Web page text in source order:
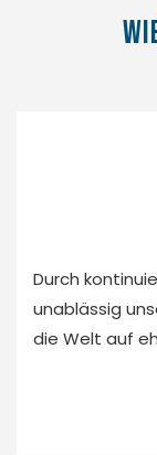
Durch
unablässig
die Welt auf